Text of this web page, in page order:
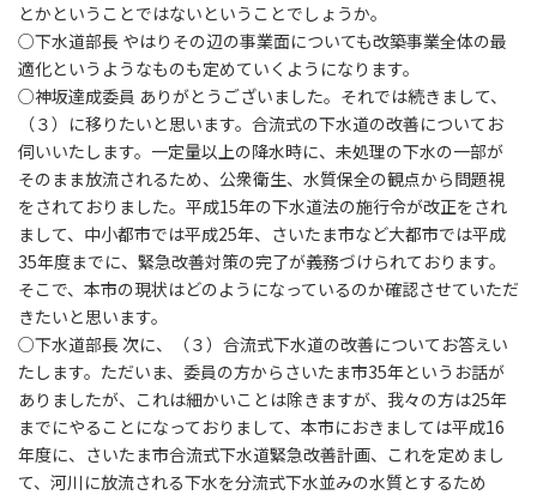
とかということではないということでしょうか。
○下水道部長 やはりその辺の事業面についても改築事業全体の最
適化というようなものも定めていくようになります。
○神坂達成委員 ありがとうございました。それでは続きまして、
（３）に移りたいと思います。合流式の下水道の改善についてお
伺いいたします。一定量以上の降水時に、未処理の下水の一部が
そのまま放流されるため、公衆衛生、水質保全の観点から問題視
をされておりました。平成15年の下水道法の施行令が改正をされ
まして、中小都市では平成25年、さいたま市など大都市では平成
35年度までに、緊急改善対策の完了が義務づけられております。
そこで、本市の現状はどのようになっているのか確認させていただ
きたいと思います。
○下水道部長 次に、（３）合流式下水道の改善についてお答えい
たします。ただいま、委員の方からさいたま市35年というお話が
ありましたが、これは細かいことは除きますが、我々の方は25年
までにやることになっておりまして、本市におきましては平成16
年度に、さいたま市合流式下水道緊急改善計画、これを定めまし
て、河川に放流される下水を分流式下水並みの水質とするため